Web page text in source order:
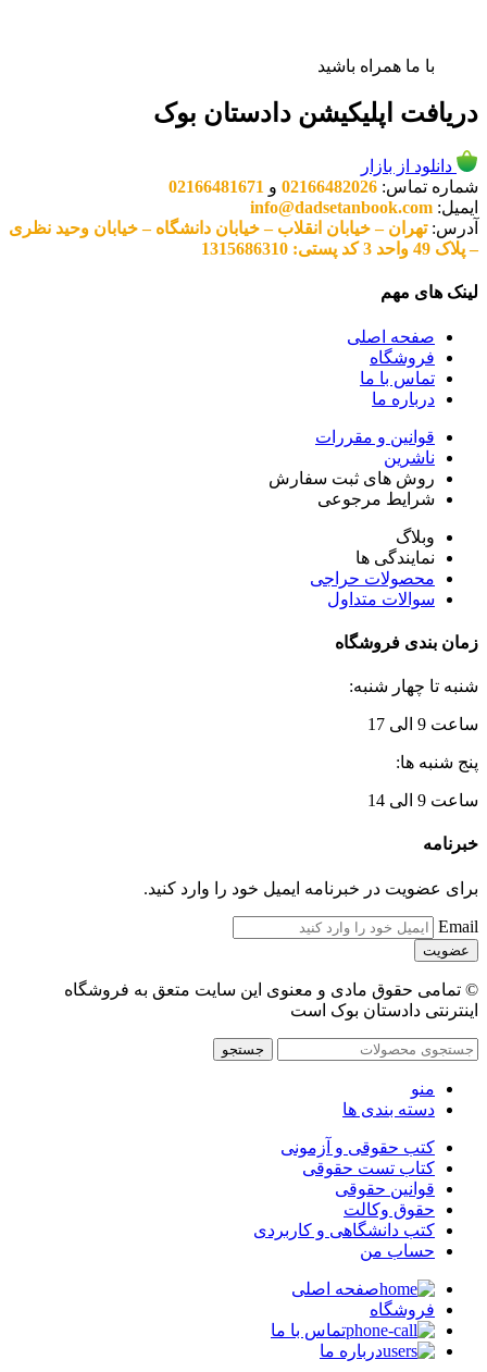
با ما همراه باشید
دریافت اپلیکیشن دادستان بوک
دانلود از بازار
شماره تماس: 02166482026 و 02166481671
ایمیل: info@dadsetanbook.com
آدرس:تهران – خیابان انقلاب – خیابان دانشگاه – خیابان وحید نظری
– پلاک 49 واحد 3 کد پستی: 1315686310
لینک های مهم
صفحه اصلی
فروشگاه
تماس با ما
درباره ما
قوانین و مقررات
ناشرین
روش های ثبت سفارش
شرایط مرجوعی
وبلاگ
نمایندگی ها
محصولات حراجی
سوالات متداول
زمان بندی فروشگاه
شنبه تا چهار شنبه:
ساعت 9 الی 17
پنج شنبه ها:
ساعت 9 الی 14
خبرنامه
برای عضویت در خبرنامه ایمیل خود را وارد کنید.
Email
© تمامی حقوق مادی و معنوی این سایت متعق به فروشگاه
اینترنتی دادستان بوک است
جستجو
منو
دسته بندی ها
کتب حقوقی و آزمونی
کتاب تست حقوقی
قوانین حقوقی
حقوق وکالت
کتب دانشگاهی و کاربردی
حساب من
صفحه اصلی
فروشگاه
تماس با ما
درباره ما